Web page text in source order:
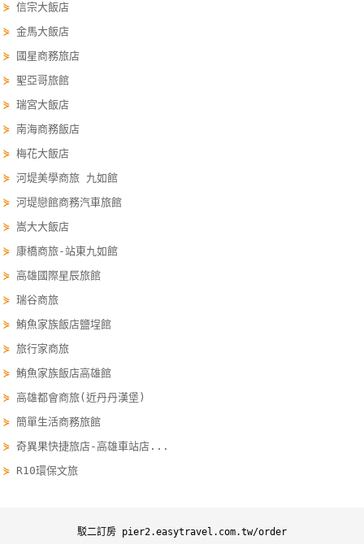
客
聯
絡
單
Line
線
上
服
紅
查
詢
訂
房
Q&A
⋟信宗大飯店
⋟金馬大飯店
⋟
國星商務旅店
⋟聖亞哥旅館
⋟瑞宮大飯店
⋟南海商務飯店
⋟梅花大飯店
⋟河堤美學商旅 九如館
⋟河堤戀館商務汽車旅館
⋟嵩大大飯店
⋟ 康橋商旅-站東九如館
⋟高雄國際星辰旅館
⋟瑞谷商旅
⋟鮪魚家族飯店鹽埕館
⋟旅行家商旅
⋟鮪魚家族飯店高雄館
⋟高雄都會商旅(近丹丹漢堡)
⋟簡單生活商務旅館
⋟奇異果快捷旅店-高雄車站店...
⋟ R10環保文旅
駁二訂房 pier2.easytravel.com.tw/order